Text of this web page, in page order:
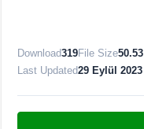
Download319File Size
Last Updated29 Eylül 2023